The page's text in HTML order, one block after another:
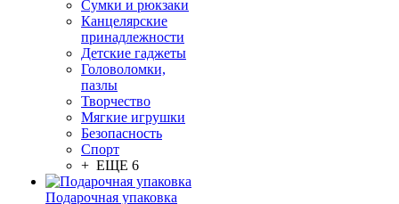
Сумки и рюкзаки
Канцелярские
принадлежности
Детские гаджеты
Головоломки,
пазлы
Творчество
Мягкие игрушки
Безопасность
Спорт
+ ЕЩЕ 6
Подарочная упаковка